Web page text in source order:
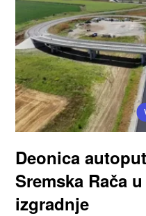
Deonica
Sremska Rača
izgradnje